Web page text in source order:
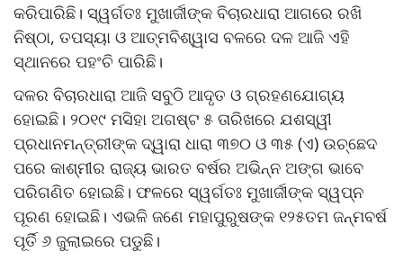
କରିପାରିଛି। ସ୍ୱର୍ଗତଃ ମୁଖାର୍ଜୀଙ୍କ ବିଚାରଧାରା ଆଗରେ ରଖି
ନିଷ୍ଠା, ତପସ୍ୟା ଓ ଆତ୍ମବିଶ୍ୱାସ ବଳରେ ଦଳ ଆଜି ଏହି
ସ୍ଥାନରେ ପହଂଚି ପାରିଛି।
ଦଳର ବିଚାରଧାରା ଆଜି ସବୁଠି ଆଦୃତ ଓ ଗ୍ରହଣଯୋଗ୍ୟ
ହୋଇଛି। ୨୦୧୯ ମସିହା ଅଗଷ୍ଟ ୫ ତାରିଖରେ ଯଶସ୍ୱୀ
ପ୍ରଧାନମନ୍ତ୍ରୀଙ୍କ ଦ୍ୱାରା ଧାରା ୩୭୦ ଓ ୩୫ (ଏ) ଉଚ୍ଛେଦ
ପରେ କାଶ୍ମୀର ରାଜ୍ୟ ଭାରତ ବର୍ଷର ଅଭିନ୍ନ ଅଙ୍ଗ ଭାବେ
ପରିଗଣିତ ହୋଇଛି। ଫଳରେ ସ୍ୱର୍ଗତଃ ମୁଖାର୍ଜୀଙ୍କ ସ୍ୱପ୍ନ
ପୂରଣ ହୋଇଛି। ଏଭଳି ଜଣେ ମହାପୁରୁଷଙ୍କ ୧୨୫ତମ ଜନ୍ମବର୍ଷ
ପୂର୍ତି ୬ ଜୁଲାଇରେ ପଡୁଛି।